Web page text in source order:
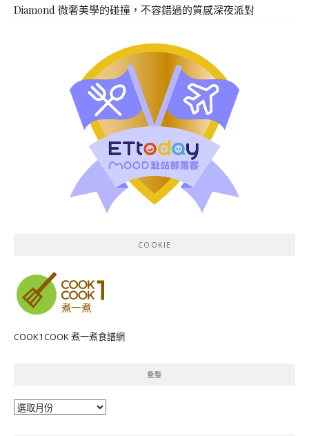
Diamond 微奢美學的碰撞，不容錯過的質感深夜派對
COOKIE
COOK1COOK 煮一煮食譜網
彙整
彙